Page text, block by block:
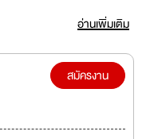
ญญาผูกมัด ตอบโจทย์ทุกความ
อ่านเพิ่มเติม
สมัครงาน